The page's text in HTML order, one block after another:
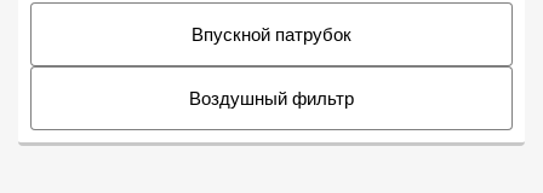
Впускной патрубок
Воздушный фильтр